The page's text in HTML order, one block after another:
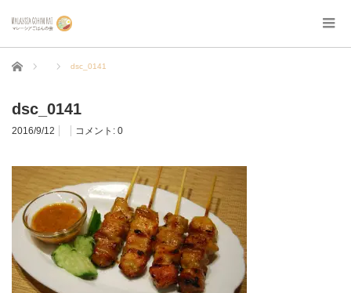
ホーム dsc_0141
dsc_0141
2016/9/12 コメント: 0